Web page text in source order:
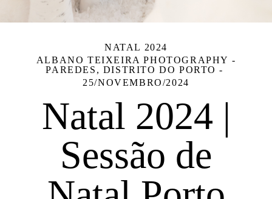
NATAL 2024
ALBANO TEIXEIRA PHOTOGRAPHY -
PAREDES, DISTRITO DO PORTO
25/NOVEMBRO/2024
Natal 2024 |
Sessão de